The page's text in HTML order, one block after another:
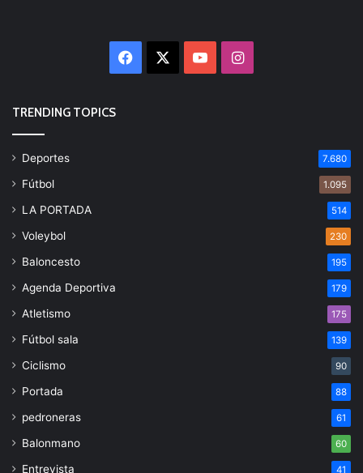
Facebook YouTubeInstagram
TRENDING TOPICS
Deportes 7.680
Fútbol 1.095
LA PORTADA 514
Voleybol 230
Baloncesto 195
Agenda Deportiva 179
Atletismo 175
Fútbol sala 139
Ciclismo 90
Portada 88
pedroneras 61
Balonmano 60
Entrevista 41